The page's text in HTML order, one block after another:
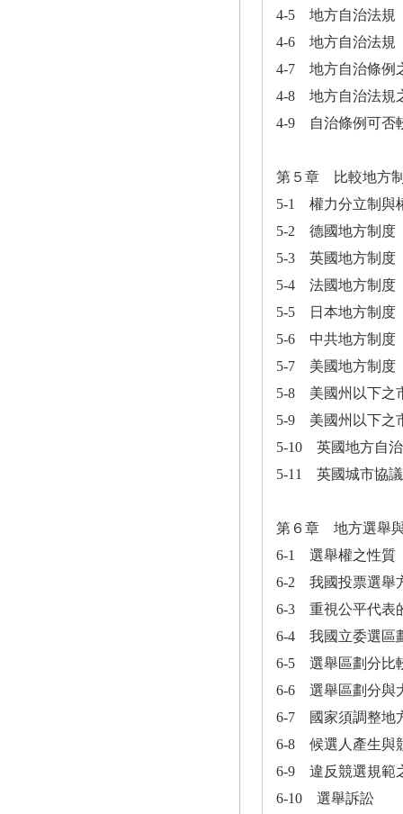
4-5 地方自治法規
4-6 地方自治法規
4-7 地方自治條例
4-8 地方自治法規
4-9 自治條例可否
第５章 比較地方
5-1 權力分立制與
5-2 德國地方制度
5-3 英國地方制度
5-4 法國地方制度
5-5 日本地方制度
5-6 中共地方制度
5-7 美國地方制度
5-8 美國州以下之
5-9 美國州以下之
5-10 英國地方自
5-11 英國城市協
第６章 地方選舉
6-1 選舉權之性質
6-2 我國投票選舉
6-3 重視公平代表
6-4 我國立委選區
6-5 選舉區劃分比
6-6 選舉區劃分與
6-7 國家須調整地
6-8 候選人產生與
6-9 違反競選規範
6-10 選舉訴訟